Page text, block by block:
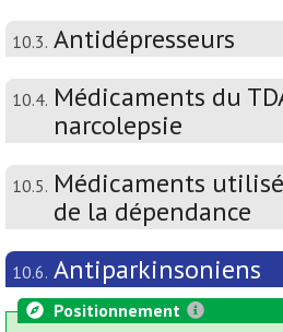
10.3. Antidépresseurs
10.4. Médicaments du
narcolepsie
10.5. Médicaments
de la dépendance
10.6. Antiparkinsoniens
Positionnement